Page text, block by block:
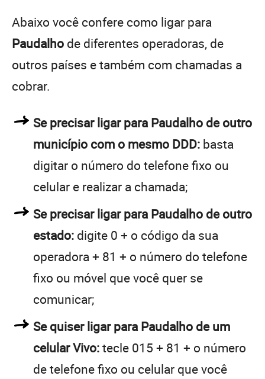
Abaixo você confere como ligar para
Paudalho de diferentes operadoras, de
outros países e também com chamadas a
cobrar.
Se precisar ligar para Paudalho de outro
município com o mesmo DDD: basta
digitar o número do telefone fixo ou
celular e realizar a chamada;
Se precisar ligar para Paudalho de outro
estado: digite 0 + o código da sua
operadora + 81 + o número do telefone
fixo ou móvel que você quer se
comunicar;
Se quiser ligar para Paudalho de um
celular Vivo:tecle 015 + 81 + o número
de telefone fixo ou celular que você